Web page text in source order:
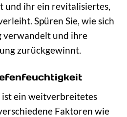
und ihr ein revitalisiertes,
Spüren Sie, wie sich
verwandelt und ihre
zurückgewinnt.
ist ein weitverbreitetes
Faktoren wie